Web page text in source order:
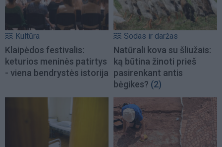
Kultūra
Klaipėdos festivalis:
keturios meninės patirtys
- viena bendrystės istorija
Sodas ir daržas
Natūrali kova su šliužais:
ką būtina žinoti prieš
pasirenkant antis
bėgikes? (2)